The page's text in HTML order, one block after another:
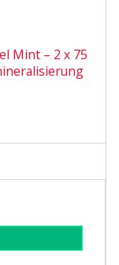
Mint – 2 x 75